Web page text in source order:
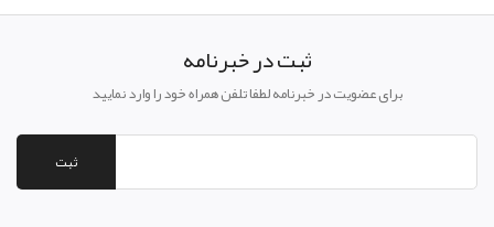
ثبت در خبرنامه
برای عضویت در خبرنامه لطفا تلفن همراه خود را وارد نمایید
ثبت